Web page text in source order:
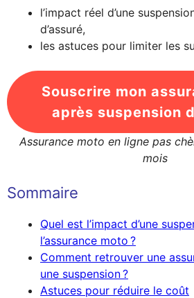
l’impact réel d’une
d’assuré,
les astuces pour limiter les
Souscrire mon
après suspension
Assurance moto en ligne pas
mois
Sommaire
Quel est l’impact d’une
l’assurance moto ?
Comment retrouver une
une suspension ?
Astuces pour réduire le coût